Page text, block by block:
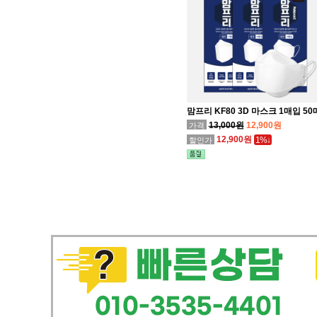
맘프리 KF80 3D 마스크 1매입 50
가격 13,000원 12,900원
할인가 12,900원 1%↓